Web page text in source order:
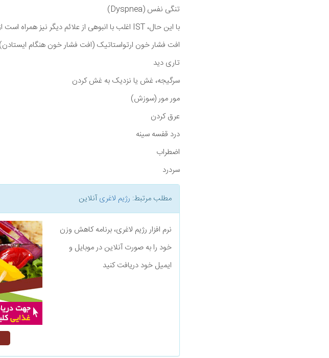
تنگی نفس (Dyspnea)
با این حال، IST اغلب با انبوهی از علائم دیگر نیز همراه است از جمله:
افت فشار خون ارتواستاتیک (افت فشار خون هنگام ایستادن)
تاری دید
سرگیجه، غش یا نزدیک به غش کردن
مور مور (سوزش)
عرق کردن
درد قفسه سینه
اضطراب
سردرد
مطلب مرتبط: رژیم لاغریآنلاین
نرم افزار رژیم لاغری، برنامه کاهش وزن
خود را به صورت آنلاین در موبایل و
ایمیل خود دریافت کنید